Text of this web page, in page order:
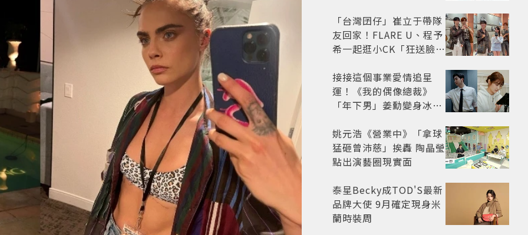
「台灣囝仔」崔立于帶隊
友回家！FLARE U、程予
希一起逛小CK「狂送臉頰
站私藏必逛名單
接接這個事業愛情追星
運！《我的偶像總裁》
「年下男」姜勳變身冰山
遇愛情
姚元浩《營業中》「拿球
猛砸曾沛慈」挨轟 陶晶瑩
點出演藝圈現實面
泰星Becky成TOD'S最新
品牌大使 9月確定現身米
蘭時裝周